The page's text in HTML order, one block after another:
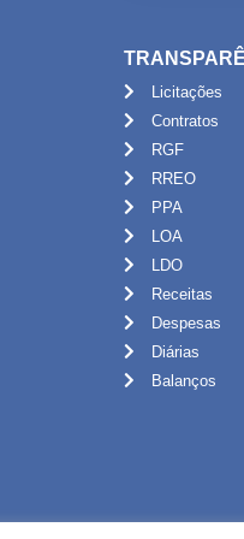
Licitações
Contratos
RGF
RREO
PPA
LOA
LDO
Receitas
Despesas
Diárias
Balanços